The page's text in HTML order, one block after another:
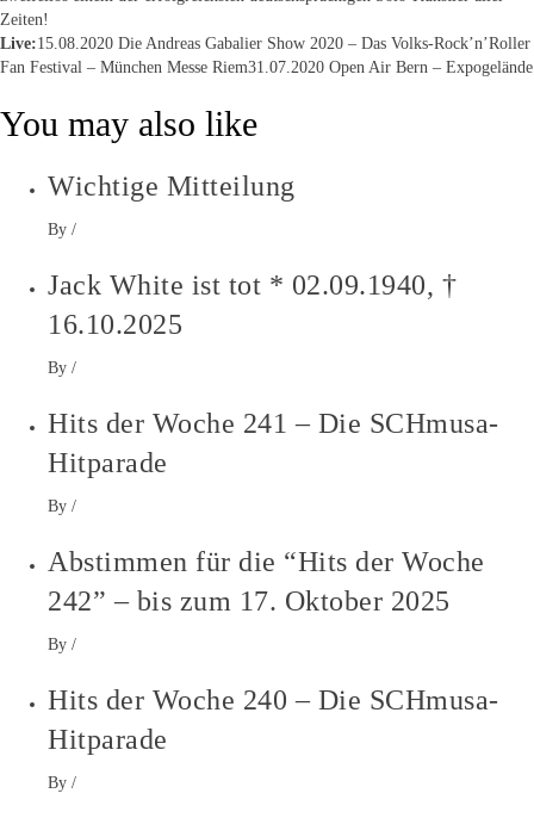
Zeiten!
Live:15.08.2020 Die Andreas Gabalier Show 2020 – Das Volks-Rock’n’Roller
Fan Festival – München Messe Riem31.07.2020 Open Air Bern – Expogelände
You may also like
Wichtige Mitteilung
By /
Jack White ist tot * 02.09.1940, †
16.10.2025
By /
Hits der Woche 241 – Die SCHmusa-
Hitparade
By /
Abstimmen für die “Hits der Woche
242” – bis zum 17. Oktober 2025
By /
Hits der Woche 240 – Die SCHmusa-
Hitparade
By /